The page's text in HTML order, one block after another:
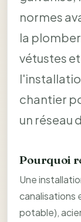
normes
la
vétustes
chantier
un réseau
Pourquoi
Une
canalisations
potable),